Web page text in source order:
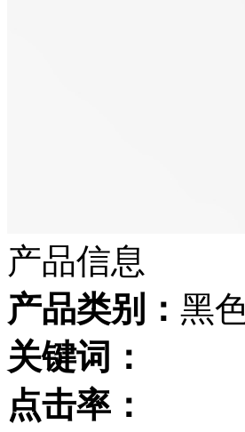
产品信息
产品类别： 黑
关键词：
点击率：